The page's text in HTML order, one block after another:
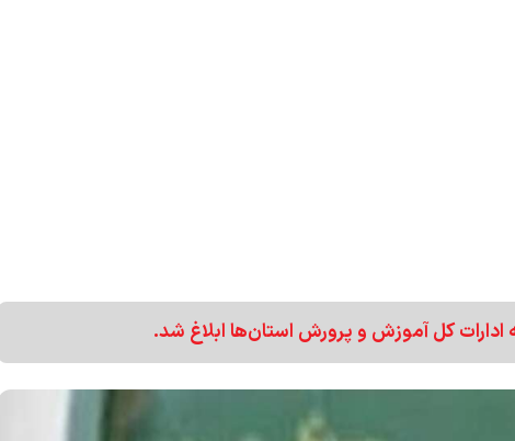
ادارات کل آموزش و پرورش استان‌ها ابلاغ شد.